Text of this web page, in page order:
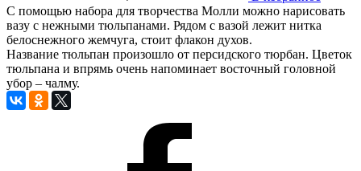
С помощью набора для творчества Молли можно нарисовать
вазу с нежными тюльпанами. Рядом с вазой лежит нитка
белоснежного жемчуга, стоит флакон духов.
Название тюльпан произошло от персидского тюрбан. Цветок
тюльпана и впрямь очень напоминает восточный головной
убор – чалму.